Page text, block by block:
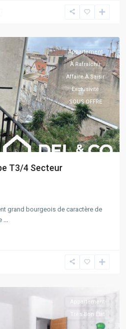
Appartement
À Rafraîchir
Affaire À Saisir
Exclusivité
SOUS OFFRE
T3/4 Secteur
grand bourgeois de caractère de
...
Appartement
Très Bon État